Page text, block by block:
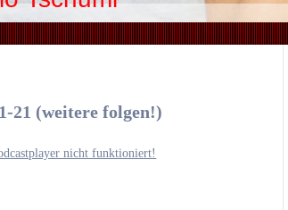
21 (weitere folgen!)
nicht funktioniert!